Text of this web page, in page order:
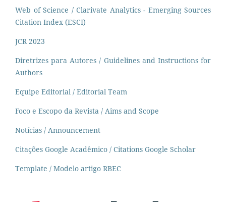
Web of Science / Clarivate Analytics - Emerging Sources
Citation Index (ESCI)
JCR 2023
Diretrizes para Autores / Guidelines and Instructions for
Authors
Equipe Editorial / Editorial Team
Foco e Escopo da Revista / Aims and Scope
Notícias / Announcement
Citações Google Acadêmico / Citations Google Scholar
Template / Modelo artigo RBEC